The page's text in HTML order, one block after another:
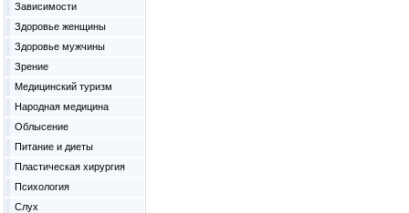
Зависимости
Здоровье женщины
Здоровье мужчины
Зрение
Медицинский туризм
Народная медицина
Облысение
Питание и диеты
Пластическая хирургия
Психология
Слух